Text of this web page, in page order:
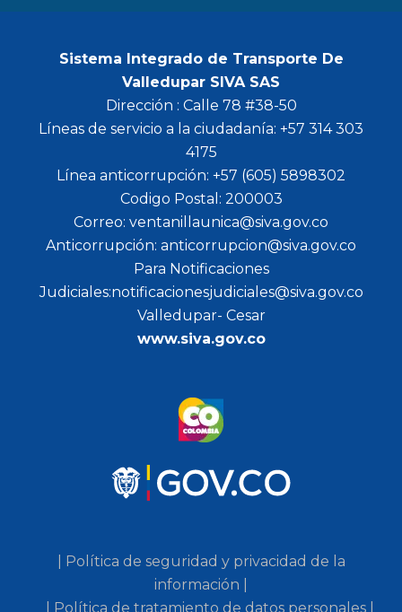
Sistema Integrado de Transporte De
Valledupar SIVA SAS
Dirección : Calle 78 #38-50
Líneas de servicio a la ciudadanía: +57 314 303
4175
Línea anticorrupción: +57 (605) 5898302
Codigo Postal: 200003
Correo: ventanillaunica@siva.gov.co
Anticorrupción: anticorrupcion@siva.gov.co
Para Notificaciones
Judiciales:notificacionesjudiciales@siva.gov.co
Valledupar- Cesar
www.siva.gov.co
| Política de seguridad y privacidad de la
información |
| Política de tratamiento de datos personales |